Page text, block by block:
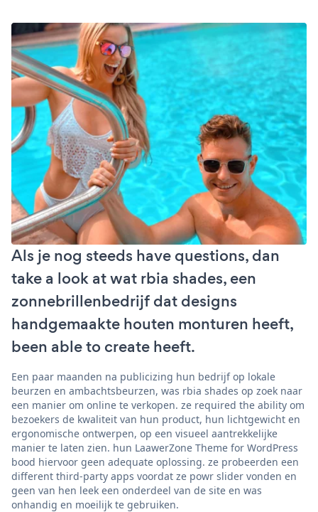
Als je nog steeds have questions, dan
take a look at wat rbia shades, een
zonnebrillenbedrijf dat designs
handgemaakte houten monturen heeft,
been able to create heeft.
Een paar maanden na publicizing hun bedrijf op lokale
beurzen en ambachtsbeurzen, was rbia shades op zoek naar
een manier om online te verkopen. ze required the ability om
bezoekers de kwaliteit van hun product, hun lichtgewicht en
ergonomische ontwerpen, op een visueel aantrekkelijke
manier te laten zien. hun LaawerZone Theme for WordPress
bood hiervoor geen adequate oplossing. ze probeerden een
different third-party apps voordat ze powr slider vonden en
geen van hen leek een onderdeel van de site en was
onhandig en moeilijk te gebruiken.